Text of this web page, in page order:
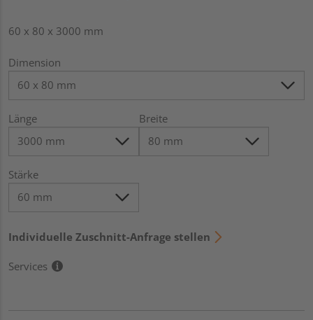
60 x 80 x 3000 mm
Dimension
Länge Breite
Stärke
Individuelle Zuschnitt-Anfrage stellen
Services